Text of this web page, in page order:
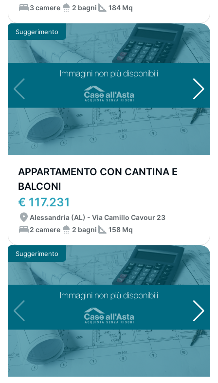
3 camere
2 bagni 184 Mq
Suggerimento
APPARTAMENTO CON CANTINA E
BALCONI
€ 117.231
Alessandria (AL) - Via Camillo Cavour 23
2 camere
2 bagni 158 Mq
Suggerimento